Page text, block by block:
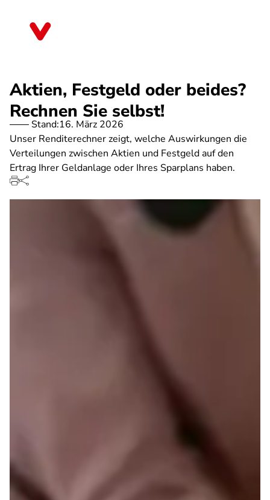
Aktien, Festgeld oder beides?
Rechnen Sie selbst!
Stand:16. März 2026
Unser Renditerechner zeigt, welche Auswirkungen die
Verteilungen zwischen Aktien und Festgeld auf den
Ertrag Ihrer Geldanlage oder Ihres Sparplans haben.